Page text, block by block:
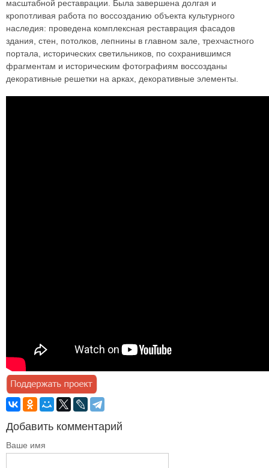
масштабной реставрации. Была завершена долгая и
кропотливая работа по воссозданию объекта культурного
наследия: проведена комплексная реставрация фасадов
здания, стен, потолков, лепнины в главном зале, трехчастного
портала, исторических светильников, по сохранившимся
фрагментам и историческим фотографиям воссозданы
декоративные решетки на арках, декоративные элементы.
Добавить комментарий
Ваше имя